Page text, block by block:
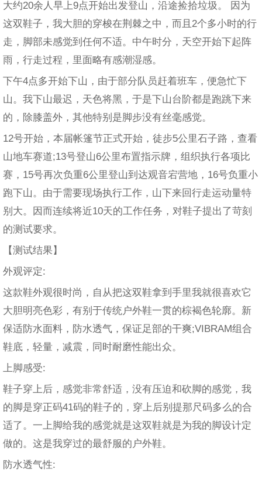
大约20余人早上9点开始出发登山，沿途捡拾垃圾。 因为
这双鞋子，我大胆的穿梭在荆棘之中，而且2个多小时的行
走，脚部未感觉到任何不适。中午时分，天空开始下起阵
雨，行走过程，里面略有感潮湿感。
下午4点多开始下山，由于部分队员赶着班车，便急忙下
山。我下山最迟，天色将黑，于是下山台阶都是跑跳下来
的，除膝盖外，其他特别是脚步没有丝毫感觉。
12号开始，本届帐篷节正式开始，徒步5公里石子路，查看
山地车赛道;13号登山6公里布置指示牌，组织执行各项比
赛，15号再次负重6公里登山到达观音宕营地，16号负重小
跑下山。由于需要现场执行工作，山下来回行走运动量特
别大。因而连续将近10天的工作任务，对鞋子提出了苛刻
的测试要求。
【测试结果】
外观评定:
这款鞋外观很时尚，自从把这双鞋拿到手里我就很喜欢它
大胆明亮色彩，有别于传统户外鞋一贯的棕褐色轮廓。新
保适防水面料，防水透气，保证足部的干爽;VIBRAM组合
鞋底，轻量，减震，同时耐磨性能出众。
上脚感受:
鞋子穿上后，感觉非常舒适，没有压迫和砍脚的感觉，我
的脚是穿正码41码的鞋子的，穿上后别提那尺码多么的合
适了。一上脚给我的感觉就是这双鞋就是为我的脚设计定
做的。这是我穿过的最舒服的户外鞋。
防水透气性: